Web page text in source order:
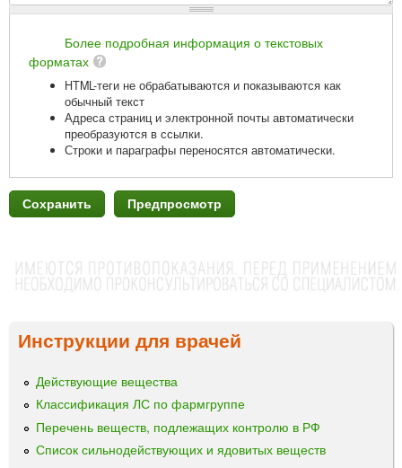
Более подробная информация о текстовых
форматах
HTML-теги не обрабатываются и показываются как
обычный текст
Адреса страниц и электронной почты автоматически
преобразуются в ссылки.
Строки и параграфы переносятся автоматически.
Инструкции для врачей
Действующие вещества
Классификация ЛС по фармгруппе
Перечень веществ, подлежащих контролю в РФ
Список сильнодействующих и ядовитых веществ